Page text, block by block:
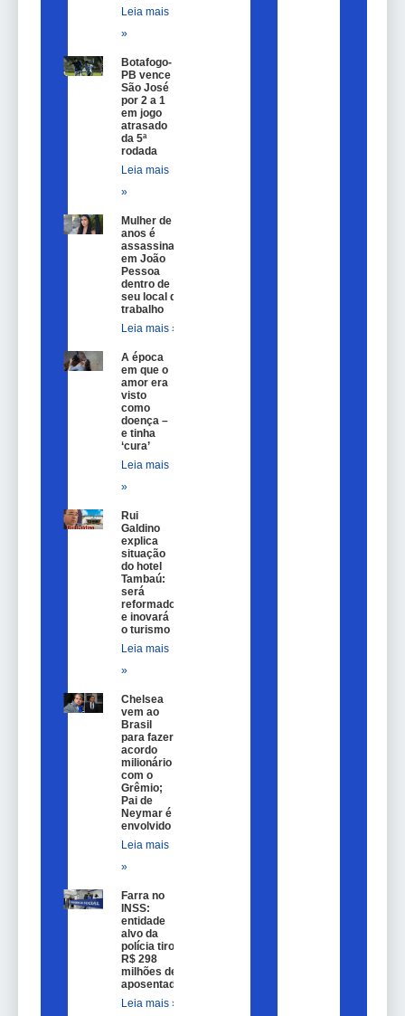
Leia mais
»
Botafogo-
PB vence
São José
por 2 a 1
em jogo
atrasado
da 5ª
rodada
Leia mais
»
Mulher de 25
anos é
assassinada
em João
Pessoa
dentro de
seu local de
trabalho
Leia mais »
A época
em que o
amor era
visto
como
doença –
e tinha
‘cura’
Leia mais
»
Rui
Galdino
explica
situação
do hotel
Tambaú:
será
reformado
e inovará
o turismo
Leia mais
»
Chelsea
vem ao
Brasil
para fazer
acordo
milionário
com o
Grêmio;
Pai de
Neymar é
envolvido
Leia mais
»
Farra no
INSS:
entidade
alvo da
polícia tirou
R$ 298
milhões de
aposentados
Leia mais »